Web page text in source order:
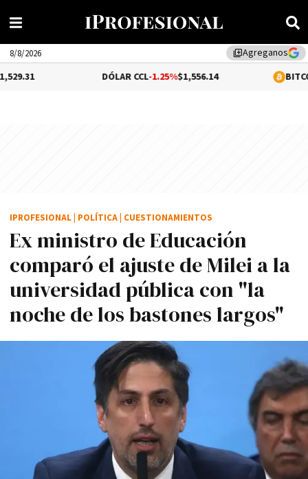
library_addAgreganos
8/8/2026
-1.25%$1,556.14 0.11%
Ex ministro de Educación
comparó el ajuste de Milei a la
universidad pública con "la
noche de los bastones largos"
IPROFESIONAL POLÍTICA CUESTIONAMIENTOS